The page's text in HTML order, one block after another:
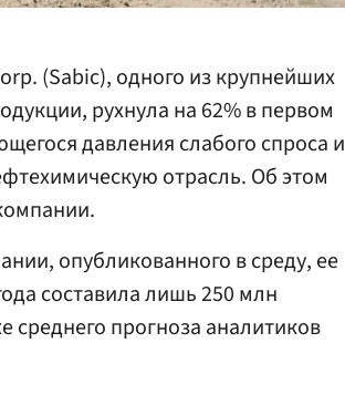
(Sabic), одного из крупнейших
рухнула на 62% в первом
давления слабого спроса и
отрасль. Об этом
опубликованного в среду, ее
составила лишь 250 млн
среднего прогноза аналитиков